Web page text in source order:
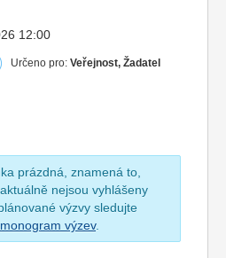
12:00
Určeno pro: Veřejnost, Žadatel
prázdná, znamená to,
nejsou vyhlášeny
výzvy sledujte
výzev.